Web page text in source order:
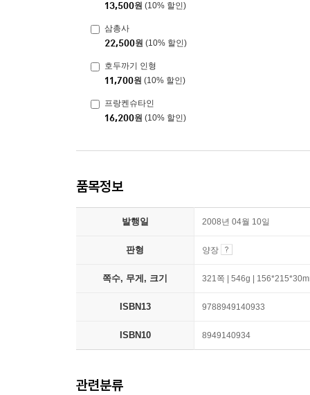
13,500원 (10% 할인)
삼총사
22,500원 (10% 할인)
호두까기 인형
11,700원 (10% 할인)
프랑켄슈타인
16,200원 (10% 할인)
품목정보
발행일 2008년 04월 10일
판형 양장
쪽수, 무게, 크기 321쪽 | 546g |
ISBN13 9788949140933
ISBN10 8949140934
관련분류